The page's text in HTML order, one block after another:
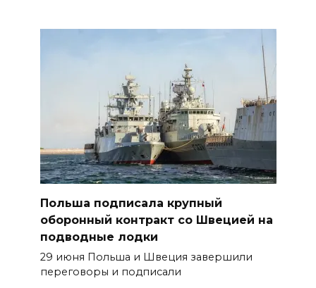
Польша подписала крупный
оборонный контракт со Швецией на
подводные лодки
29 июня Польша и Швеция завершили
переговоры и подписали